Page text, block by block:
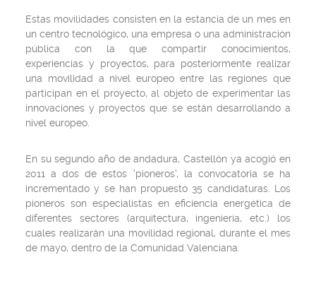
Estas movilidades consisten en la estancia de un mes en
un centro tecnológico, una empresa o una administración
pública con la que compartir conocimientos,
experiencias y proyectos, para posteriormente realizar
una movilidad a nivel europeo entre las regiones que
participan en el proyecto, al objeto de experimentar las
innovaciones y proyectos que se están desarrollando a
nivel europeo.
En su segundo año de andadura, Castellón ya acogió en
2011 a dos de estos 'pioneros', la convocatoria se ha
incrementado y se han propuesto 35 candidaturas. Los
pioneros son especialistas en eficiencia energética de
diferentes sectores (arquitectura, ingeniería, etc.) los
cuales realizarán una movilidad regional, durante el mes
de mayo, dentro de la Comunidad Valenciana.